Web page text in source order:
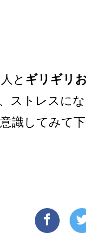
と ギリギリ
ストレスに
識してみて